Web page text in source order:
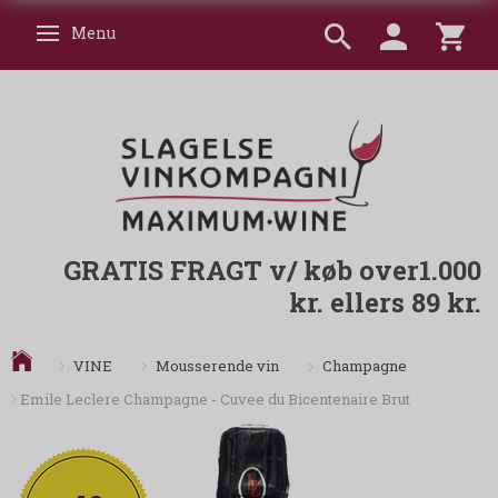
Skifte navigation
Menu
GRATIS FRAGT v/ køb over1.000
kr. ellers 89 kr.
VINE Mousserende vin
Champagne
Emile Leclere Champagne - Cuvee du Bicentenaire Brut